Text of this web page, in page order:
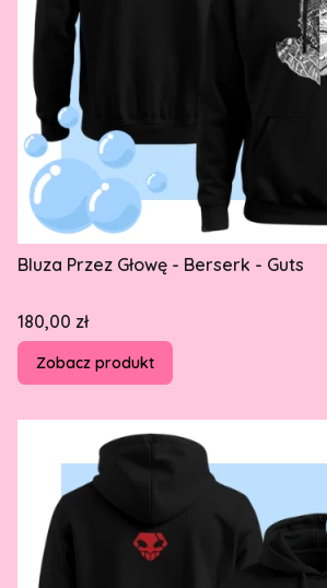
Bluza Przez Głowę - Berserk - Guts
Cena
180,00 zł
Zobacz produkt